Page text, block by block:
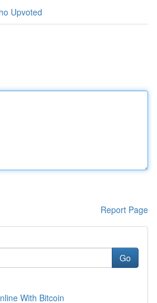
Upvoted
Report Page
Go
With Bitcoin